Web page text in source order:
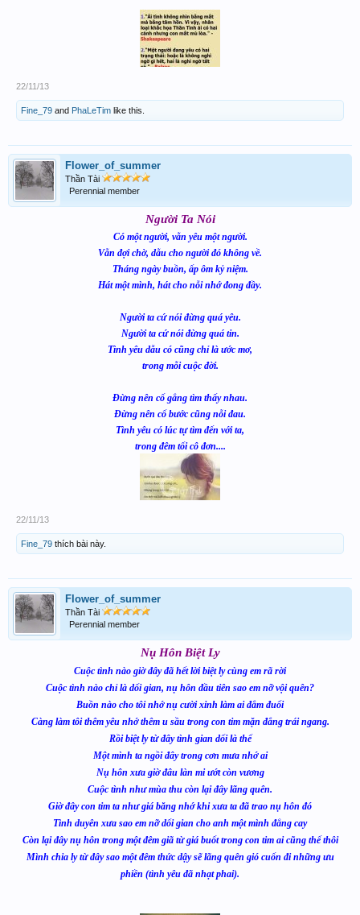
22/11/13
Fine_79 and PhaLeTim like this.
Flower_of_summer
Thần Tài
Perennial member
Người Ta Nói
Có một người, vẫn yêu một người.
Vẫn đợi chờ, dẫu cho người đó không về.
Tháng ngày buồn, ấp ôm kỷ niệm.
Hát một mình, hát cho nỗi nhớ đong đầy.
Người ta cứ nói đừng quá yêu.
Người ta cứ nói đừng quá tin.
Tình yêu dẫu có cũng chỉ là ước mơ,
trong mỗi cuộc đời.
Đừng nên cố gắng tìm thấy nhau.
Đừng nên cố bước cũng nỗi đau.
Tình yêu có lúc tự tìm đến với ta,
trong đêm tối cô đơn....
22/11/13
Fine_79 thích bài này.
Flower_of_summer
Thần Tài
Perennial member
Nụ Hôn Biệt Ly
Cuộc tình nào giờ đây đã hết lời biệt ly cùng em rã rời
Cuộc tình nào chỉ là dối gian, nụ hôn đầu tiên sao em nỡ vội quên?
Buồn nào cho tôi nhớ nụ cười xinh làm ai đắm đuối
Càng làm tôi thêm yêu nhớ thêm u sầu trong con tim mặn đắng trái ngang.
Rồi biệt ly từ đây tình gian dối là thế
Một mình ta ngồi đây trong cơn mưa nhớ ai
Nụ hôn xưa giờ đâu làn mi ướt còn vương
Cuộc tình như mùa thu còn lại đây lãng quên.
Giờ đây con tim ta như giá băng nhớ khi xưa ta đã trao nụ hôn đó
Tình duyên xưa sao em nỡ dối gian cho anh một mình đắng cay
Còn lại đây nụ hôn trong một đêm giã từ giá buốt trong con tim ai cũng thế thôi
Mình chia ly từ đây sao một đêm thức dậy sẽ lãng quên gió cuốn đi những ưu
phiền (tình yêu đã nhạt phai).